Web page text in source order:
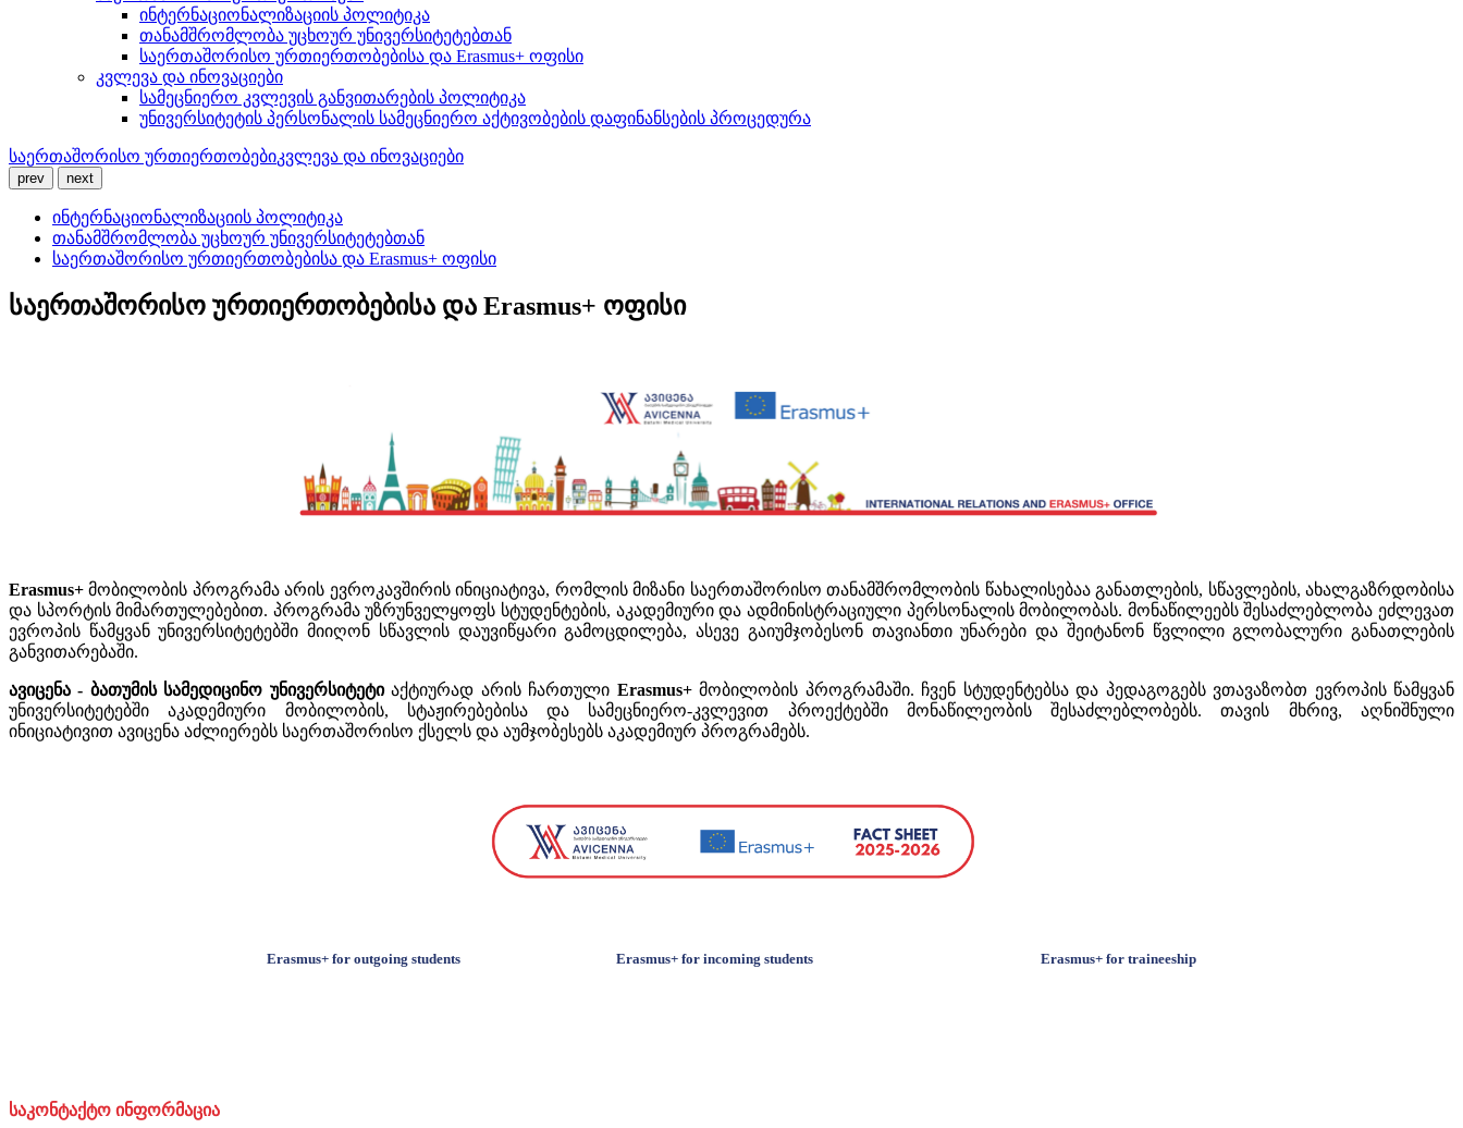
ინტერნაციონალიზაციის პოლიტიკა
თანამშრომლობა უცხოურ უნივერსიტეტებთან
საერთაშორისო ურთიერთობებისა და Erasmus+ ოფისი
კვლევა და ინოვაციები
სამეცნიერო კვლევის განვითარების პოლიტიკა
უნივერსიტეტის პერსონალის სამეცნიერო აქტივობების დაფინანსების პროცედურა
საერთაშორისო ურთიერთობებიკვლევა და ინოვაციები
prev next
ინტერნაციონალიზაციის პოლიტიკა
თანამშრომლობა უცხოურ უნივერსიტეტებთან
საერთაშორისო ურთიერთობებისა და Erasmus+ ოფისი
საერთაშორისო ურთიერთობებისა და Erasmus+ ოფისი
Erasmus+ მობილობის პროგრამა არის ევროკავშირის ინიციატივა, რომლის მიზანი საერთაშორისო თანამშრომლობის წახალისებაა განათლების, სწავლების, ახალგაზრდობისა
და სპორტის მიმართულებებით. პროგრამა უზრუნველყოფს სტუდენტების, აკადემიური და ადმინისტრაციული პერსონალის მობილობას. მონაწილეებს შესაძლებლობა ეძლევათ
ევროპის წამყვან უნივერსიტეტებში მიიღონ სწავლის დაუვიწყარი გამოცდილება, ასევე გაიუმჯობესონ თავიანთი უნარები და შეიტანონ წვლილი გლობალური განათლების
განვითარებაში.
ავიცენა - ბათუმის სამედიცინო უნივერსიტეტიაქტიურად არის ჩართული Erasmus+მობილობის პროგრამაში. ჩვენ სტუდენტებსა და პედაგოგებს ვთავაზობთ ევროპის წამყვან
უნივერსიტეტებში აკადემიური მობილობის, სტაჟირებებისა და სამეცნიერო-კვლევით პროექტებში მონაწილეობის შესაძლებლობებს. თავის მხრივ, აღნიშნული
ინიციატივით ავიცენა აძლიერებს საერთაშორისო ქსელს და აუმჯობესებს აკადემიურ პროგრამებს.
Erasmus+ for outgoing students Erasmus+ for incoming students Erasmus+ for traineeship
საკონტაქტო ინფორმაცია